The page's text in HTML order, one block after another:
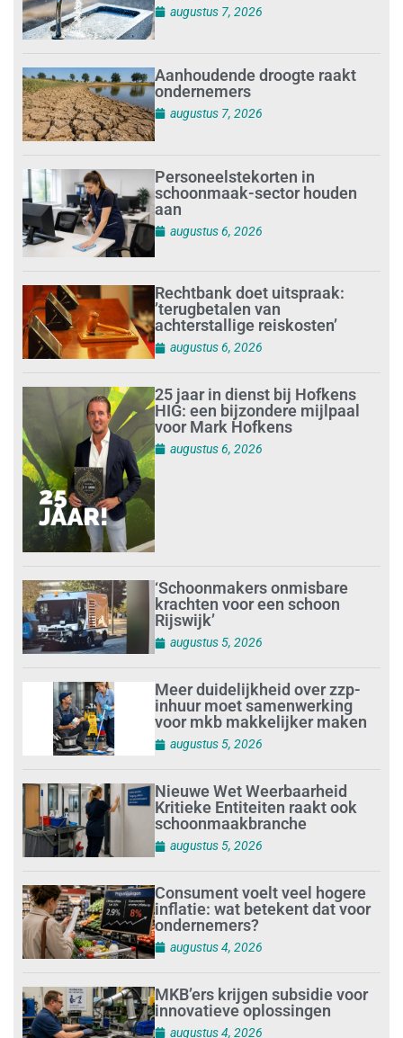
augustus 7, 2026
Aanhoudende droogte raakt
ondernemers
augustus 7, 2026
Personeelstekorten in
schoonmaak-sector houden
aan
augustus 6, 2026
Rechtbank doet uitspraak:
’terugbetalen van
achterstallige reiskosten’
augustus 6, 2026
25 jaar in dienst bij Hofkens
HIG: een bijzondere mijlpaal
voor Mark Hofkens
augustus 6, 2026
‘Schoonmakers onmisbare
krachten voor een schoon
Rijswijk’
augustus 5, 2026
Meer duidelijkheid over zzp-
inhuur moet samenwerking
voor mkb makkelijker maken
augustus 5, 2026
Nieuwe Wet Weerbaarheid
Kritieke Entiteiten raakt ook
schoonmaakbranche
augustus 5, 2026
Consument voelt veel hogere
inflatie: wat betekent dat voor
ondernemers?
augustus 4, 2026
MKB’ers krijgen subsidie voor
innovatieve oplossingen
augustus 4, 2026